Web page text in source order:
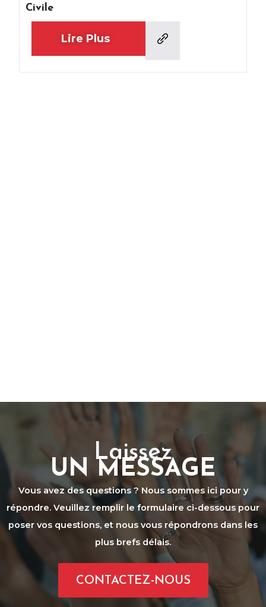
Civile
Lire Plus
Laissez
UN MESSAGE
Vous avez des questions ? Nous sommes ici pour y
répondre. Veuillez remplir le formulaire ci-dessous pour
poser vos questions, et nous vous répondrons dans les
plus brefs délais.
CONTACTEZ-NOUS